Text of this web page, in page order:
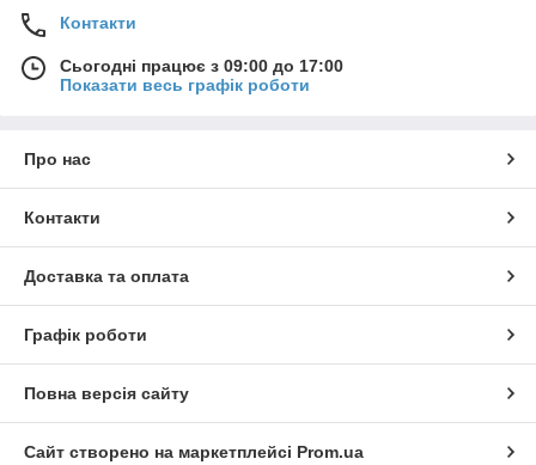
Контакти
Сьогодні працює з 09:00 до 17:00
Показати весь графік роботи
Про нас
Контакти
Доставка та оплата
Графік роботи
Повна версія сайту
Сайт створено на маркетплейсі Prom.ua